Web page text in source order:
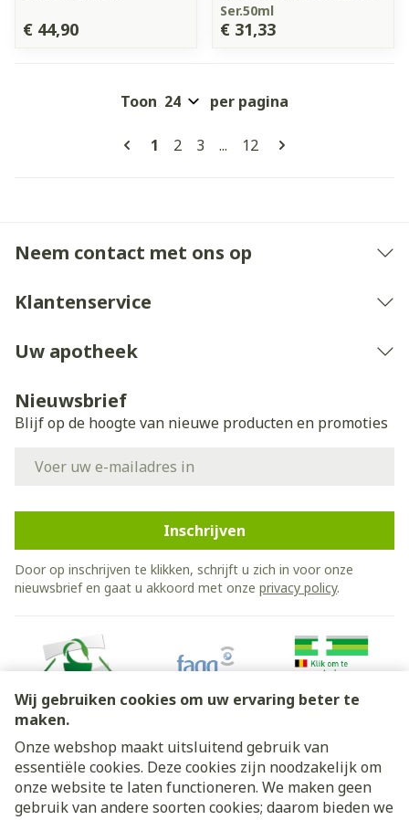
Wij gebruiken cookies om uw ervaring beter te
maken.
Onze webshop maakt uitsluitend gebruik van
essentiële cookies. Deze cookies zijn noodzakelijk om
onze website te laten functioneren. We maken geen
gebruik van andere soorten cookies; daarom bieden we
€ 44,90
Ser.50ml
€ 31,33
Pagina's
U lees momenteel pagina
1 Pagina
2 Pagina
3 ... Pagina
12
Toon per pagina
Neem contact met ons op
Klantenservice
Uw apotheek
Nieuwsbrief
Blijf op de hoogte van nieuwe producten en promoties
Inschrijven
Door op inschrijven te klikken, schrijft u zich in voor onze
nieuwsbrief en gaat u akkoord met onze privacy policy.
Juridische links